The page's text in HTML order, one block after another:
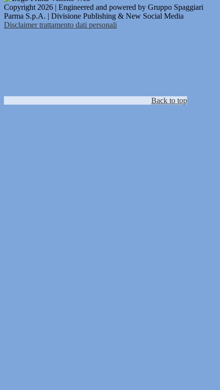
Copyright 2026 | Engineered and powered by Gruppo Spaggiari
Parma S.p.A. | Divisione Publishing & New Social Media
Disclaimer trattamento dati personali
Back to top